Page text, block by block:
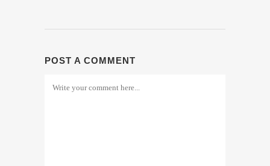
POST A COMMENT